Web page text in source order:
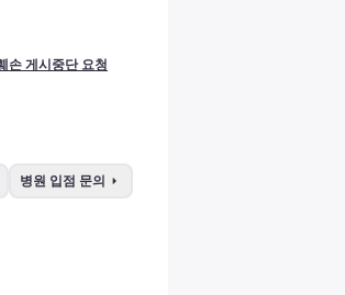
손 게시중단 요청
병원 입점 문의 arrow_right